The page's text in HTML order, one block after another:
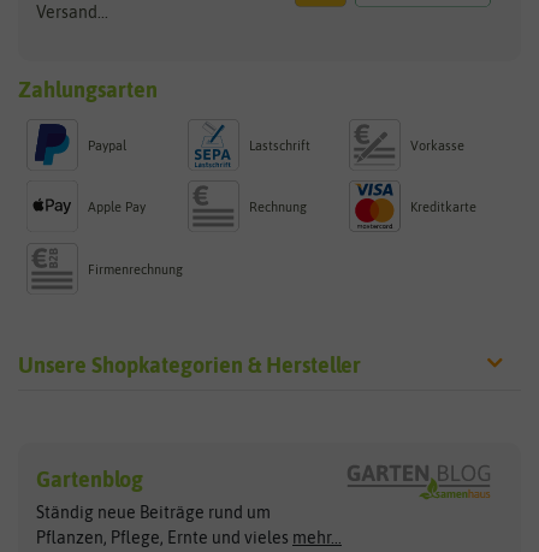
Versand...
Zahlungsarten
Paypal Lastschrift Vorkasse
Apple Pay Rechnung Kreditkarte
Firmenrechnung
Unsere Shopkategorien & Hersteller
Exotische Samen
Gemüsesamen
Gründünger
Arche Noah
ASB Greenworld
Clever Pots
COMPO
Gartenblog
Ständig neue Beiträge rund um
Pflanzen, Pflege, Ernte und vieles mehr...